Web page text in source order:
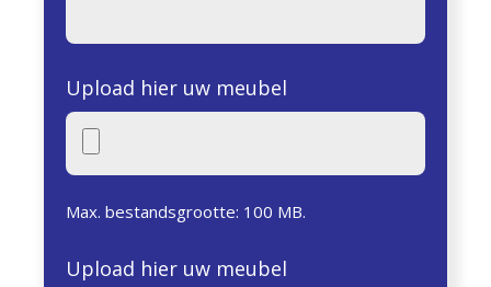
Upload hier uw meubel
Max. bestandsgrootte: 100 MB.
Upload hier uw meubel